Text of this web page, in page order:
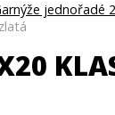
jednořadé